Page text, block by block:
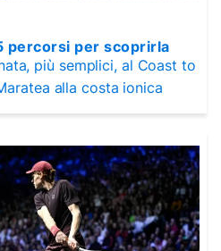
percorsi per scoprirla
più semplici, al Coast to
alla costa ionica